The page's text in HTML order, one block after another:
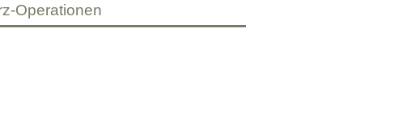
Operationen